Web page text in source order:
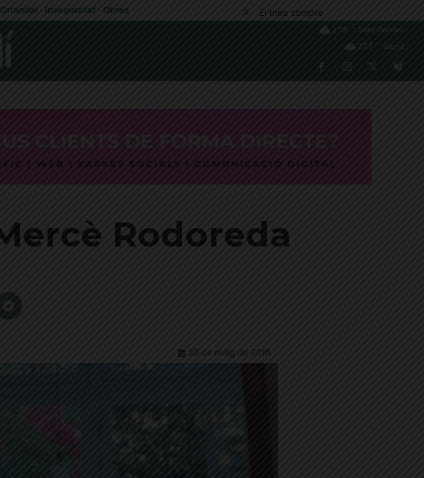
· Inseguretat · Obres El meu compte
27.8
Sant Gervasi
27.7
Sarrià
Rodoreda
25 de maig de 2018